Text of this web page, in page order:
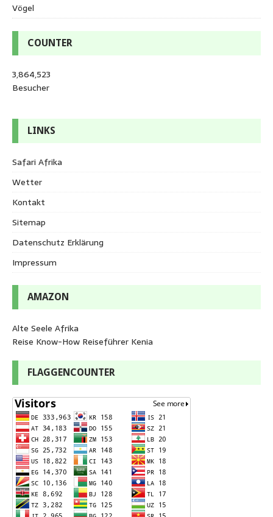
Vögel
COUNTER
3,864,523
Besucher
LINKS
Safari Afrika
Wetter
Kontakt
Sitemap
Datenschutz Erklärung
Impressum
AMAZON
Alte Seele Afrika
Reise Know-How Reiseführer Kenia
FLAGGENCOUNTER